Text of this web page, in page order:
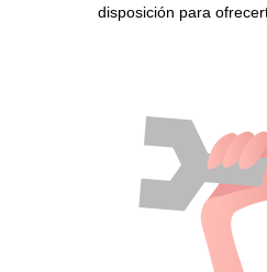
disposición para